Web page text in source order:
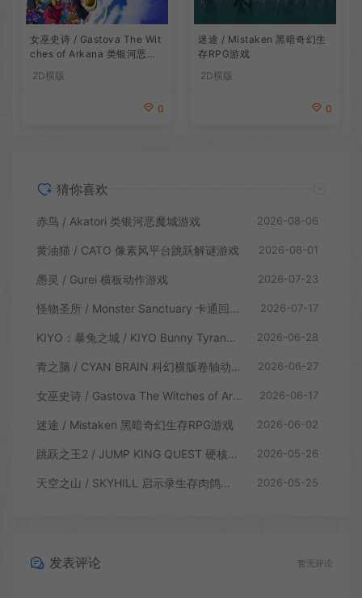
女巫史诗 / Gastova The Wit
ches of Arkana 类银河恶魔
2D横版
0
迷途 / Mistaken 黑暗奇幻生
存RPG游戏
2D横版
0
猜你喜欢
赤鸟 / Akatori 类银河恶魔城游戏 2026-08-06
黄油猫 / CATO 像素风平台跳跃解谜游戏 2026-08-01
愚灵 / Gurei 横板动作游戏 2026-07-23
怪物圣所 / Monster Sanctuary 卡通回合制横板动作游戏 2026-07-17
KIYO：暴兔之城 / KIYO Bunny Tyranny 潜行动作游戏 2026-06-28
青之脑 / CYAN BRAIN 科幻横版卷轴动作游戏 2026-06-27
女巫史诗 / Gastova The Witches of Arkana 类银河恶魔城动作游戏 2026-06-17
迷途 / Mistaken 黑暗奇幻生存RPG游戏 2026-06-02
跳跃之王2 / JUMP KING QUEST 硬核横板跳跃游戏 2026-05-26
天空之山 / SKYHILL 启示录生存肉鸽游戏 2026-05-25
发表评论 暂无评论